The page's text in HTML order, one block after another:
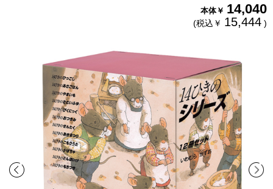
本体￥ 14,040
(税込￥ 15,444 )